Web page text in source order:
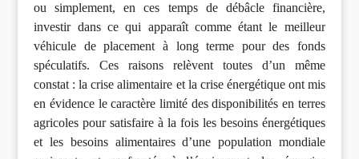
ou simplement, en ces temps de débâcle financière,
investir dans ce qui apparaît comme étant le meilleur
véhicule de placement à long terme pour des fonds
spéculatifs. Ces raisons relèvent toutes d’un même
constat : la crise alimentaire et la crise énergétique ont mis
en évidence le caractère limité des disponibilités en terres
agricoles pour satisfaire à la fois les besoins énergétiques
et les besoins alimentaires d’une population mondiale